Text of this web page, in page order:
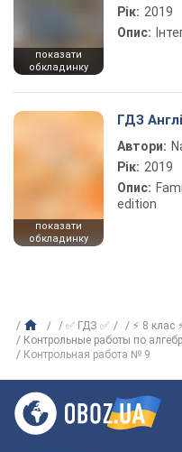
показати
обкладинку
Рік: 2019
Опис:
показати
обкладинку
ГДЗ
Автори:
Рік: 2019
Опис:
edition
✅ ГДЗ ✅ ⚡ 8 клас
Контрольные работы по
Контрольная работа № 9